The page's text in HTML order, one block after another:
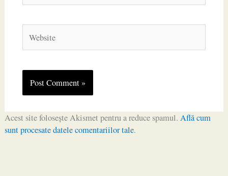
Acest site folosește Akismet pentru a reduce spamul. Află cum
sunt procesate datele comentariilor tale.